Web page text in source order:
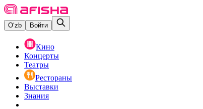
O‘zb Войти
Кино
Концерты
Театры
Рестораны
Выставки
Знания